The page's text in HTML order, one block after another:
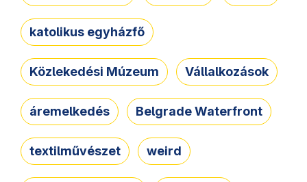
katolikus egyházfő
Közlekedési Múzeum Vállalkozások
áremelkedés Belgrade Waterfront
textilművészet weird